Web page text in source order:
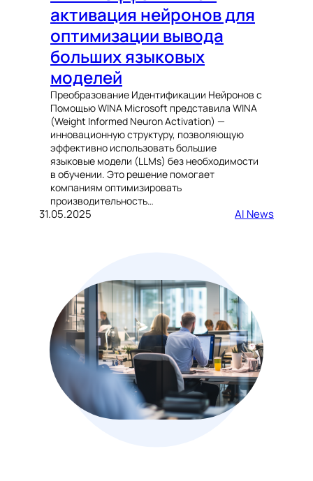
активация нейронов для
оптимизации вывода
больших языковых
моделей
Преобразование Идентификации Нейронов с
Помощью WINA Microsoft представила WINA
(Weight Informed Neuron Activation) —
инновационную структуру, позволяющую
эффективно использовать большие
языковые модели (LLMs) без необходимости
в обучении. Это решение помогает
компаниям оптимизировать
производительность…
31.05.2025 AI News